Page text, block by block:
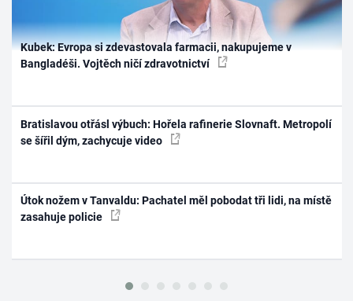
Kubek: Evropa si zdevastovala farmacii, nakupujeme v
Bangladéši. Vojtěch ničí zdravotnictví
Bratislavou otřásl výbuch: Hořela rafinerie Slovnaft. Metropolí
se šířil dým, zachycuje video
Útok nožem v Tanvaldu: Pachatel měl pobodat tři lidi, na místě
zasahuje policie